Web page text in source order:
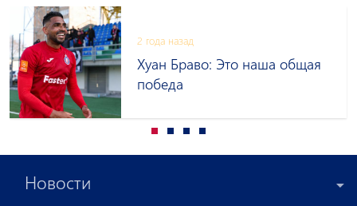
2 года назад
Хуан Браво: Это наша общая
победа
Новости